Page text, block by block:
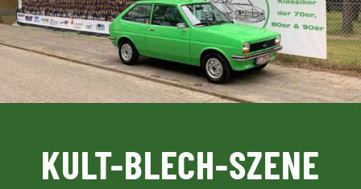
Kultbleche
Blog
Kontakt
KULT-BLECH-SZENE